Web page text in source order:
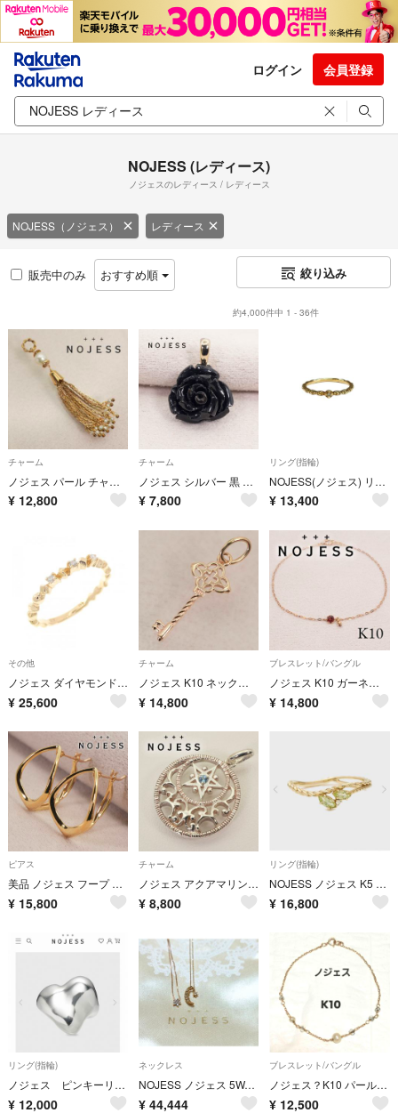
ログイン 会員登録
NOJESS (レディース)
ノジェスのレディース / レディース
NOJESS（ノジェス） レディース
販売中のみ おすすめ順 絞り込み
約4,000件中 1 - 36件
チャーム
ノジェス パール チャーム トップ ネックレストップ フリンジ/24-4057
¥ 12,800
チャーム
ノジェス シルバー 黒 バラ ネックレストップ チャーム /26-0876
¥ 7,800
リング(指輪)
NOJESS(ノジェス) リング美品 - K10YG×クリア
¥ 13,400
その他
ノジェス ダイヤモンド リング
¥ 25,600
チャーム
ノジェス K10 ネックレストップ キーモチーフ 鍵 ゴールド/26-0788
¥ 14,800
ブレスレット/バングル
ノジェス K10 ガーネット ブレスレット NOJESS /26-0798
¥ 14,800
ピアス
美品 ノジェス フープ ピアス ゴールドカラー レモン +N /26-0970
¥ 15,800
チャーム
ノジェス アクアマリン 透かし ネックレストップ シルバー /26-0878
¥ 8,800
リング(指輪)
NOJESS ノジェス K5 トリックリング ペリドット ダイヤモンド 0.06ct
¥ 16,800
リング(指輪)
ノジェス ピンキーリング シルバー 3号
¥ 12,000
ネックレス
NOJESS ノジェス 5WAY K10 ダイヤモンド ムーン スター 星 フラワー ネックレス 2点セット
¥ 44,444
ブレスレット/バングル
ノジェス？K10 パール天然石 ブレスレット★アガット★エテ★スタージュエリー★アーカー
¥ 12,500